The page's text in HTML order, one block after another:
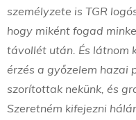
személyzete is TGR
hogy miként fogad
távollét után. És látnom
érzés a győzelem hazai
szorítottak nekünk, és
Szeretném kifejezni